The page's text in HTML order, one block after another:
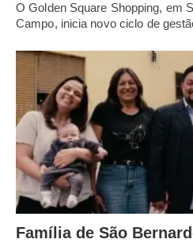
O Golden Square Shopping, em
Campo, inicia novo ciclo de
Família de São